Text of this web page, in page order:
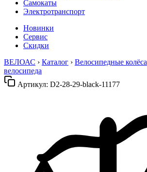
Самокаты
Электротранспорт
Новинки
Сервис
Скидки
ВЕЛОАС › Каталог › Велосипедные колёса
велосипеда
Артикул: D2-28-29-black-11177